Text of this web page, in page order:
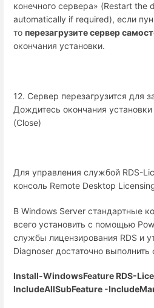
конечного сервера» (Restart the
automatically if required), если
то перезагрузите сервер
окончания установки.
12. Сервер перезагрузится для
Дождитесь окончания
(Close)
Для управления службой RDS-
консоль Remote Desktop
В Windows Server стандартные
всего установить с помощью
службы лицензирования RDS и
Diagnoser достаточно
Install-WindowsFeature RDS-
IncludeAllSubFeature -